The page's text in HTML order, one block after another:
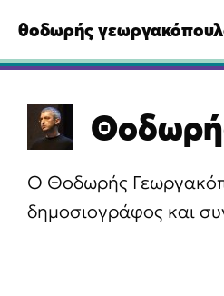
σε
περιεχόμενο
θοδωρής
Ο Θοδωρής
δημοσιογράφος και